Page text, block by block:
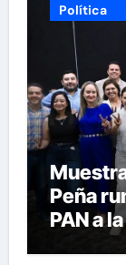
Política
Peña
PAN a